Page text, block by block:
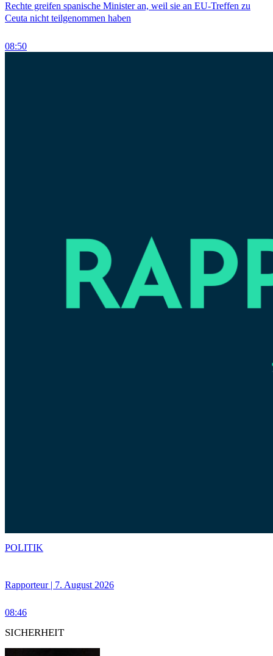
Rechte greifen spanische Minister an, weil sie an EU-Treffen zu
Ceuta nicht teilgenommen haben
08:50
Rapporteur | 7. August 2026
08:46
POLITIK
SICHERHEIT